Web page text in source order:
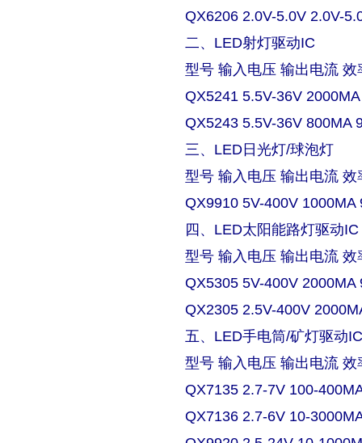
QX6206 2.0V-5.0V 2.0V-
二、LED射灯驱动IC
型号 输入电压 输出电流 效
QX5241 5.5V-36V
QX5243 5.5V-36V 800MA
三、LED日光灯/球泡灯
型号 输入电压 输出电流 效
QX9910 5V-400V 1000MA
四、LED太阳能路灯驱动IC
型号 输入电压 输出电流 效
QX5305 5V-400V 2000MA
QX2305 2.5V-400V
五、LED手电筒/矿灯驱动
型号 输入电压 输出电流 效
QX7135 2.7-7V 100-
QX7136 2.7-6V 10-